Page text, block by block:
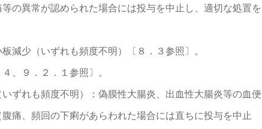
の異常が認められた場合には投与を中止し、適切な処置を
減少（いずれも頻度不明）〔８．３参照〕。
、９．２．１参照〕。
ずれも頻度不明）：偽膜性大腸炎、出血性大腸炎等の血便
痛、頻回の下痢があらわれた場合には直ちに投与を中止